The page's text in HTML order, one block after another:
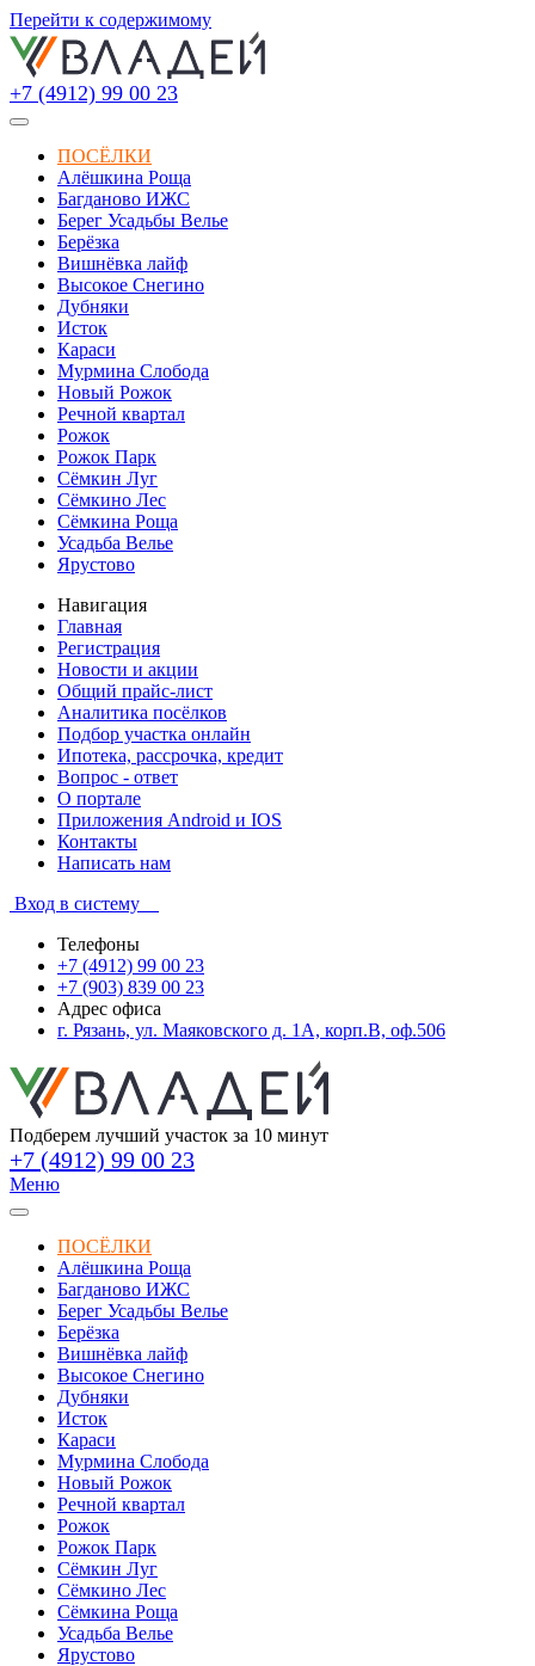
Перейти к содержимому
+7 (4912) 99 00 23
ПОСЁЛКИ
Алёшкина Роща
Багданово ИЖС
Берег Усадьбы Велье
Берёзка
Вишнёвка лайф
Высокое Снегино
Дубняки
Исток
Караси
Мурмина Слобода
Новый Рожок
Речной квартал
Рожок
Рожок Парк
Сёмкин Луг
Сёмкино Лес
Сёмкина Роща
Усадьба Велье
Ярустово
Навигация
Главная
Регистрация
Новости и акции
Общий прайс-лист
Аналитика посёлков
Подбор участка онлайн
Ипотека, рассрочка, кредит
Вопрос - ответ
О портале
Приложения Android и IOS
Контакты
Написать нам
Вход в систему
Телефоны
+7 (4912) 99 00 23
+7 (903) 839 00 23
Адрес офиса
г. Рязань, ул. Маяковского д. 1А, корп.В, оф.506
Подберем лучший участок за 10 минут
+7 (4912) 99 00 23
Меню
ПОСЁЛКИ
Алёшкина Роща
Багданово ИЖС
Берег Усадьбы Велье
Берёзка
Вишнёвка лайф
Высокое Снегино
Дубняки
Исток
Караси
Мурмина Слобода
Новый Рожок
Речной квартал
Рожок
Рожок Парк
Сёмкин Луг
Сёмкино Лес
Сёмкина Роща
Усадьба Велье
Ярустово